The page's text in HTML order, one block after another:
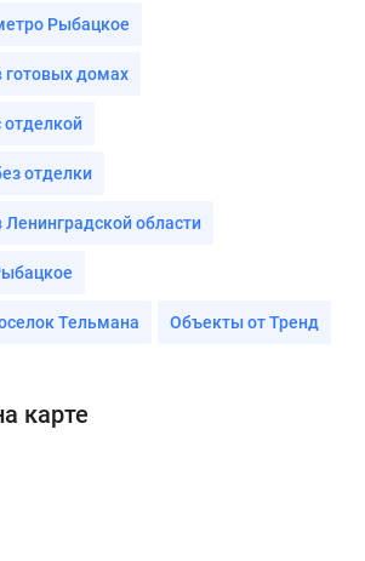
Рыбацкое
домах
отделки
области
Тельмана Объекты от Тренд
карте